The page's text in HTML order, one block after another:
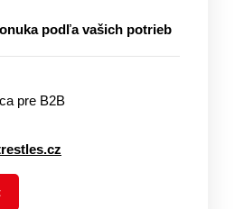
podľa vašich potrieb
pre B2B